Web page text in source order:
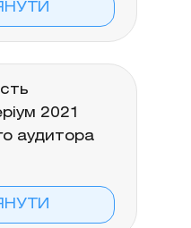
2021
аудитора